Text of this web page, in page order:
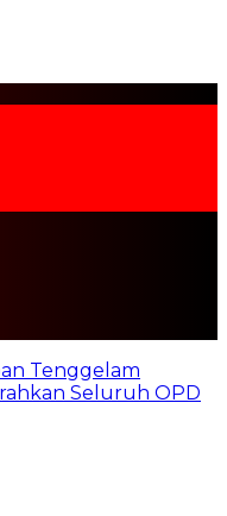
Tenggelam
Seluruh OPD